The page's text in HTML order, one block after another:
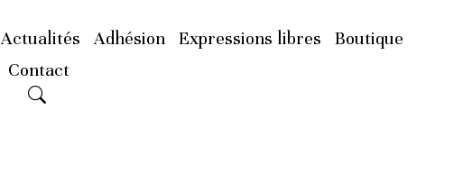
Actualités Adhésion Expressions libres
Boutique
Contact